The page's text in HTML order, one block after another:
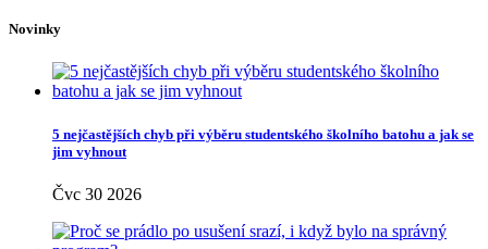
Novinky
5 nejčastějších chyb při výběru studentského školního batohu a jak se
jim vyhnout
Čvc 30 2026